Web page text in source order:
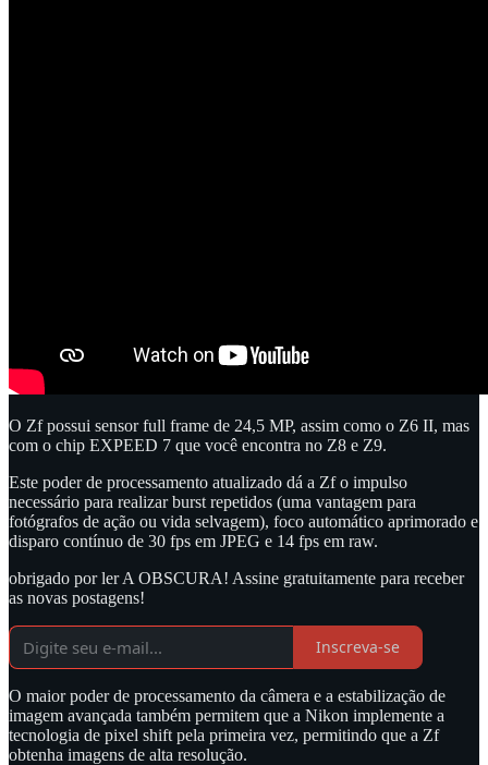
O Zf possui sensor full frame de 24,5 MP, assim como o Z6 II, mas
com o chip EXPEED 7 que você encontra no Z8 e Z9.
Este poder de processamento atualizado dá a Zf o impulso
necessário para realizar burst repetidos (uma vantagem para
fotógrafos de ação ou vida selvagem), foco automático aprimorado e
disparo contínuo de 30 fps em JPEG e 14 fps em raw.
obrigado por ler A OBSCURA! Assine gratuitamente para receber
as novas postagens!
Inscreva-se
O maior poder de processamento da câmera e a estabilização de
imagem avançada também permitem que a Nikon implemente a
tecnologia de pixel shift pela primeira vez, permitindo que a Zf
obtenha imagens de alta resolução.